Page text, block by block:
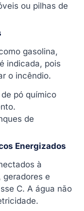
ou pilhas de
gasolina,
indicada, pois
o incêndio.
pó químico
de
Energizados
à
geradores e
C. A água não